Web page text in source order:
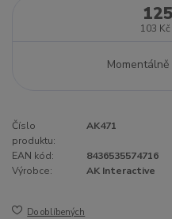
103 Kč
Číslo
produktu:
AK471
EAN kód:
8436535574716
Výrobce:
AK Interactive
Do oblíbených